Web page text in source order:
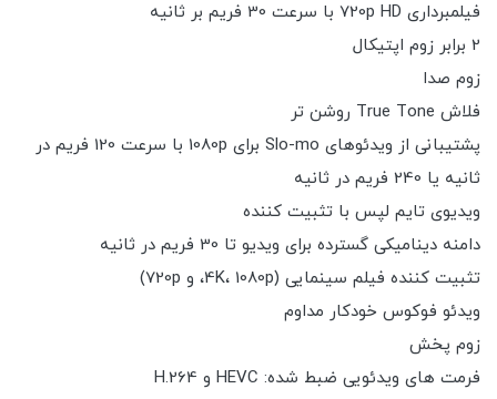
فیلمبرداری 720p HD با سرعت 30 فریم بر ثانیه
2 برابر زوم اپتیکال
زوم صدا
فلاش True Tone روشن تر
پشتیبانی از ویدئوهای Slo-mo برای 1080p با سرعت 120 فریم در
ثانیه یا 240 فریم در ثانیه
ویدیوی تایم لپس با تثبیت کننده
دامنه دینامیکی گسترده برای ویدیو تا 30 فریم در ثانیه
تثبیت کننده فیلم سینمایی (4K، 1080p، و 720p)
ویدئو فوکوس خودکار مداوم
زوم پخش
فرمت های ویدئویی ضبط شده: HEVC و H.264